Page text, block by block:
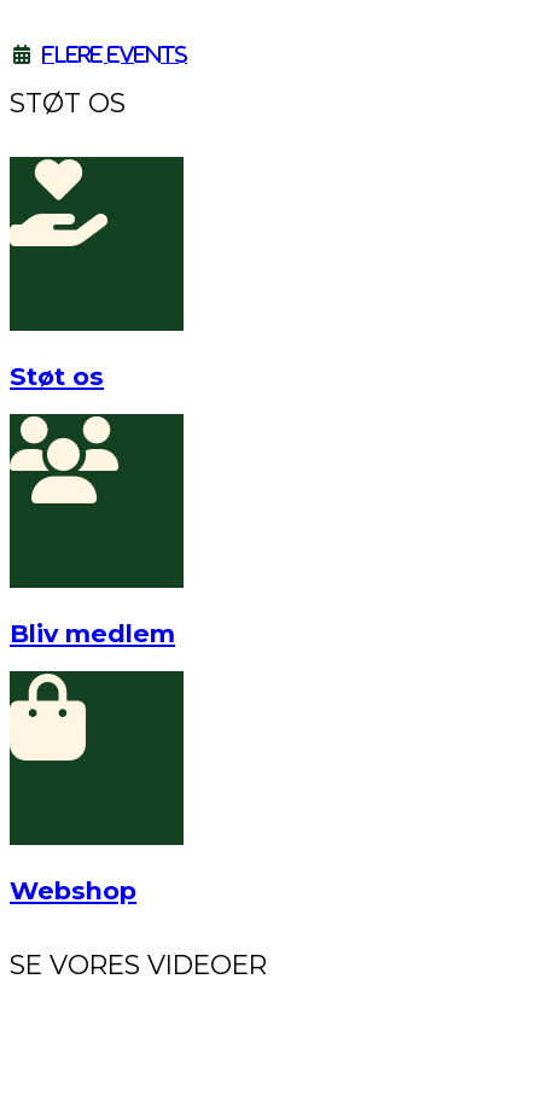
Flere events
STØT OS
Støt os
Bliv medlem
Webshop
SE VORES VIDEOER